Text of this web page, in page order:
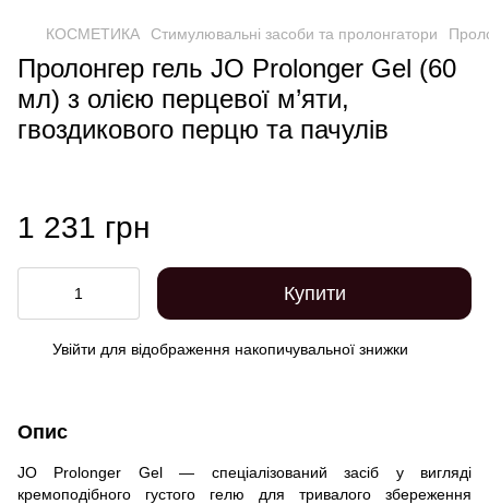
КОСМЕТИКА Стимулювальні засоби та пролонгатори
Пролонгер гель JO Prolonger Gel (60
мл) з олією перцевої м’яти,
гвоздикового перцю та пачулів
1 231 грн
Купити
Увійти для відображення накопичувальної знижки
Опис
JO Prolonger Gel — спеціалізований засіб у вигляді
кремоподібного густого гелю для тривалого збереження